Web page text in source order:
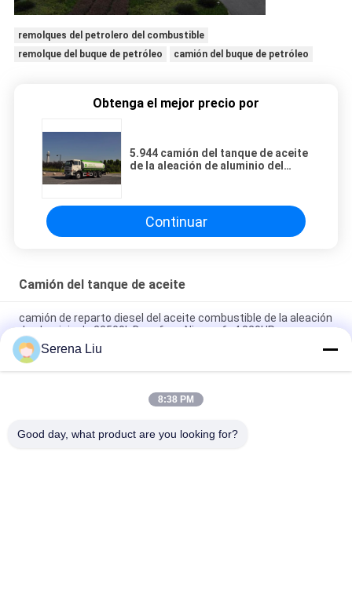
remolques del petrolero del combustible
remolque del buque de petróleo
camión del buque de petróleo
Obtenga el mejor precio por
5.944 camión del tanque de aceite
de la aleación de aluminio del
Nissan
Continuar
Camión del tanque de aceite
camión de reparto diesel del aceite combustible de la aleación
de aluminio de 22500L Dongfeng Nissan 6x4 320HP
El transporte del petróleo crudo del acero de carbono de
Dongfeng 8x4 310HP acarrea 24500L
(galón de los 6.472 E.E.U.U.) camión del tanque de aceite
Serena Liu
8:38 PM
Good day, what product are you looking for?